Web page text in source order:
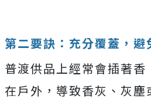
第二要訣：充分覆蓋，避
普渡供品上經常會插著
在戶外，導致香灰、灰塵